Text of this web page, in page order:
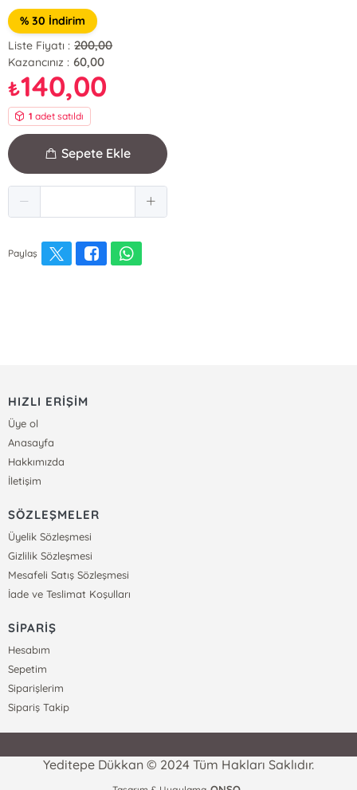
% 30 İndirim
Liste Fiyatı : 200,00
Kazancınız : 60,00
₺140,00
1 adet satıldı
Sepete Ekle
Paylaş
HIZLI ERİŞİM
Üye ol
Anasayfa
Hakkımızda
İletişim
SÖZLEŞMELER
Üyelik Sözleşmesi
Gizlilik Sözleşmesi
Mesafeli Satış Sözleşmesi
İade ve Teslimat Koşulları
SİPARİŞ
Hesabım
Sepetim
Siparişlerim
Sipariş Takip
Yeditepe Dükkan © 2024 Tüm Hakları Saklıdır.